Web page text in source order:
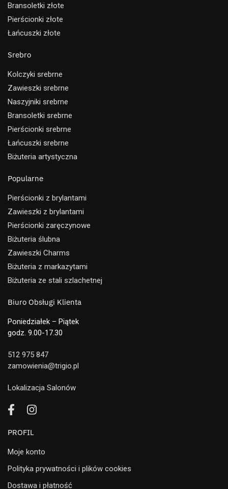
Bransoletki złote
Pierścionki złote
Łańcuszki złote
Srebro
Kolczyki srebrne
Zawieszki srebrne
Naszyjniki srebrne
Bransoletki srebrne
Pierścionki srebrne
Łańcuszki srebrne
Biżuteria artystyczna
Popularne
Pierścionki z brylantami
Zawieszki z brylantami
Pierścionki zaręczynowe
Biżuteria ślubna
Zawieszki Charms
Biżuteria z markazytami
Biżuteria ze stali szlachetnej
Biuro Obsługi Klienta
Poniedziałek – Piątek
godz. 9.00-17.30
512 975 847
zamowienia@trigio.pl
Lokalizacja Salonów
PROFIL
Moje konto
Polityka prywatności i plików cookies
Dostawa i płatność